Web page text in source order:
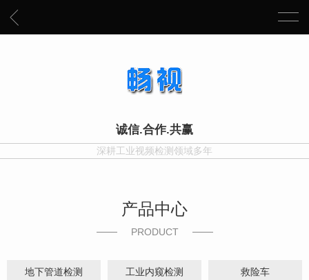
诚信.合作.共赢
深耕工业视频检测领域多年
产品中心
PRODUCT
地下管道检测 工业内窥检测 救险车